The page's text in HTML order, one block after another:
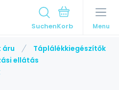
Suchen Menu
áru
Táplálékkiegészítők
ellátás